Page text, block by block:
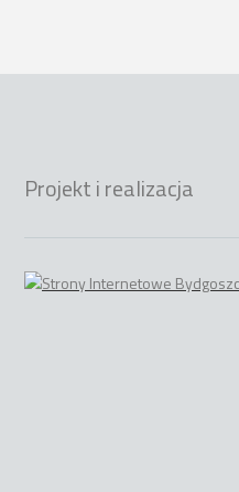
Projekt i realizacja